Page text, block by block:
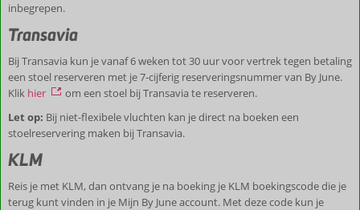
inbegrepen.
Transavia
Bij Transavia kun je vanaf 6 weken tot 30 uur voor vertrek tegen betaling
een stoel reserveren met je 7-cijferig reserveringsnummer van By June.
Klik hier
om een stoel bij Transavia te reserveren.
Let op: Bij niet-flexibele vluchten kan je direct na boeken een
stoelreservering maken bij Transavia.
KLM
Reis je met KLM, dan ontvang je na boeking je KLM boekingscode die je
terug kunt vinden in je Mijn By June account. Met deze code kun je